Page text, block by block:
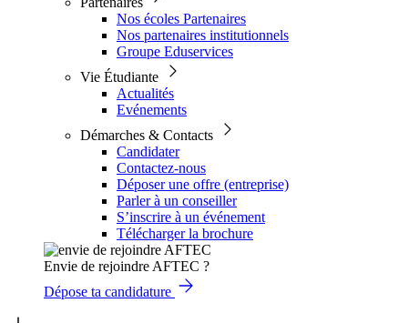
Nos écoles Partenaires
Nos partenaires institutionnels
Groupe Eduservices
Vie Étudiante
Actualités
Evénements
Démarches & Contacts
Candidater
Contactez-nous
Déposer une offre (entreprise)
Parler à un conseiller
S’inscrire à un événement
Télécharger la brochure
Envie de rejoindre AFTEC ?
Dépose ta candidature